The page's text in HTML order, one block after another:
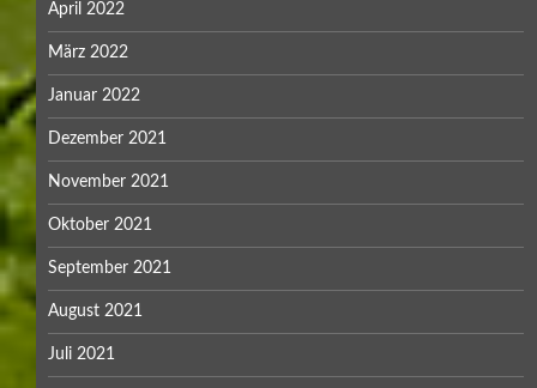
April 2022
März 2022
Januar 2022
Dezember 2021
November 2021
Oktober 2021
September 2021
August 2021
Juli 2021